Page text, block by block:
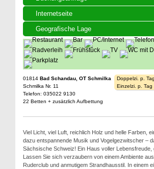
Internetseite
Geografische Lage
01814 Bad Schandau, OT Schmilka
Schmilka Nr. 11
Telefon: 035022 9130
22 Betten + zusätzlich Aufbettung
Doppelzi. p.
Einzelzi. p. Tag
Viel Licht, viel Luft, reichlich Holz und helle Farben,
dazu entspannende Musik und Vogelgezwitscher –
Sächsische Schweiz! Ein Haus voller Lebensfreude,
Lassen Sie sich verzaubern von einem Ambiente
Ruderclub und anmutigem Strandhausstil. In einem